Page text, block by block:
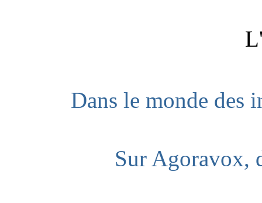
Dans le monde des
Sur Agoravox,